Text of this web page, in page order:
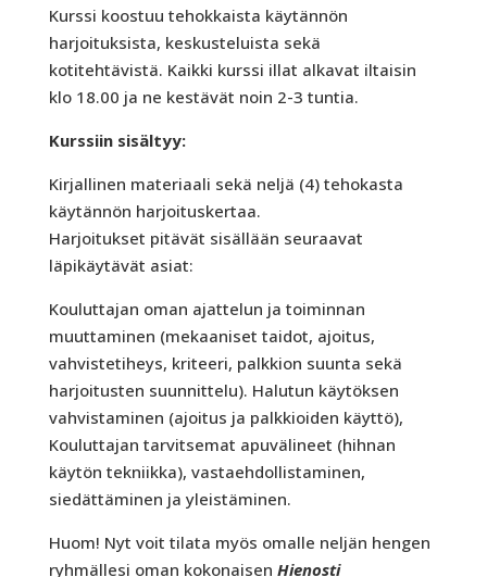
Kurssi koostuu tehokkaista käytännön
harjoituksista, keskusteluista sekä
kotitehtävistä. Kaikki kurssi illat alkavat iltaisin
klo 18.00 ja ne kestävät noin 2-3 tuntia.
Kurssiin sisältyy:
Kirjallinen materiaali sekä neljä (4) tehokasta
käytännön harjoituskertaa.
Harjoitukset pitävät sisällään seuraavat
läpikäytävät asiat:
Kouluttajan oman ajattelun ja toiminnan
muuttaminen (mekaaniset taidot, ajoitus,
vahvistetiheys, kriteeri, palkkion suunta sekä
harjoitusten suunnittelu). Halutun käytöksen
vahvistaminen (ajoitus ja palkkioiden käyttö),
Kouluttajan tarvitsemat apuvälineet (hihnan
käytön tekniikka), vastaehdollistaminen,
siedättäminen ja yleistäminen.
Huom! Nyt voit tilata myös omalle neljän hengen
ryhmällesi oman kokonaisen Hienosti